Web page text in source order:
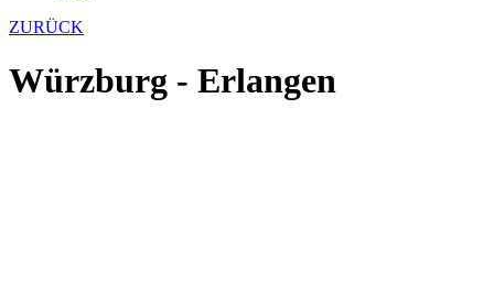
ZURÜCK
Würzburg - Erlangen